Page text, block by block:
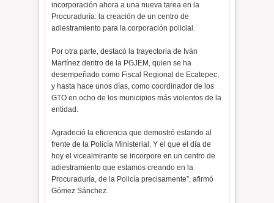
incorporación ahora a una nueva tarea en la
Procuraduría: la creación de un centro de
adiestramiento para la corporación policial.
Por otra parte, destacó la trayectoria de Iván
Martínez dentro de la PGJEM, quien se ha
desempeñado como Fiscal Regional de Ecatepec,
y hasta hace unos días, como coordinador de los
GTO en ocho de los municipios más violentos de la
entidad.
Agradeció la eficiencia que demostró estando al
frente de la Policía Ministerial. Y el que el día de
hoy el vicealmirante se incorpore en un centro de
adiestramiento que estamos creando en la
Procuraduría, de la Policía precisamente”, afirmó
Gómez Sánchez.